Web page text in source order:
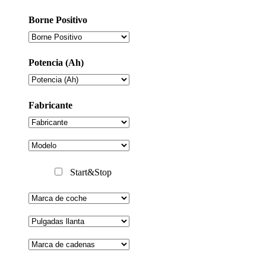
Borne Positivo
Potencia (Ah)
Fabricante
Start&Stop